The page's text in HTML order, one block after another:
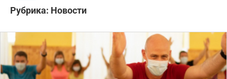
Рубрика: Новости